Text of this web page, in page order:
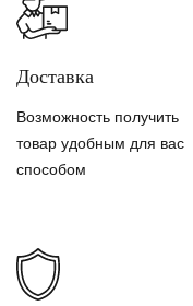
Доставка
Возможность получить
товар удобным для вас
способом